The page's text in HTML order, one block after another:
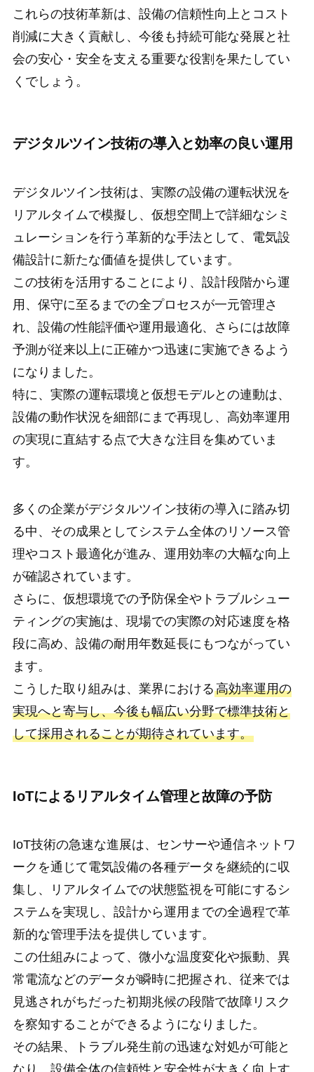
これらの技術革新は、設備の信頼性向上とコスト
削減に大きく貢献し、今後も持続可能な発展と社
会の安心・安全を支える重要な役割を果たしてい
くでしょう。
デジタルツイン技術の導入と効率の良い運用
デジタルツイン技術は、実際の設備の運転状況を
リアルタイムで模擬し、仮想空間上で詳細なシミ
ュレーションを行う革新的な手法として、電気設
備設計に新たな価値を提供しています。
この技術を活用することにより、設計段階から運
用、保守に至るまでの全プロセスが一元管理さ
れ、設備の性能評価や運用最適化、さらには故障
予測が従来以上に正確かつ迅速に実施できるよう
になりました。
特に、実際の運転環境と仮想モデルとの連動は、
設備の動作状況を細部にまで再現し、高効率運用
の実現に直結する点で大きな注目を集めていま
す。
多くの企業がデジタルツイン技術の導入に踏み切
る中、その成果としてシステム全体のリソース管
理やコスト最適化が進み、運用効率の大幅な向上
が確認されています。
さらに、仮想環境での予防保全やトラブルシュー
ティングの実施は、現場での実際の対応速度を格
段に高め、設備の耐用年数延長にもつながってい
ます。
こうした取り組みは、業界における高効率運用の
実現へと寄与し、今後も幅広い分野で標準技術と
して採用されることが期待されています。
IoTによるリアルタイム管理と故障の予防
IoT技術の急速な進展は、センサーや通信ネットワ
ークを通じて電気設備の各種データを継続的に収
集し、リアルタイムでの状態監視を可能にするシ
ステムを実現し、設計から運用までの全過程で革
新的な管理手法を提供しています。
この仕組みによって、微小な温度変化や振動、異
常電流などのデータが瞬時に把握され、従来では
見逃されがちだった初期兆候の段階で故障リスク
を察知することができるようになりました。
その結果、トラブル発生前の迅速な対処が可能と
なり、設備全体の信頼性と安全性が大きく向上す